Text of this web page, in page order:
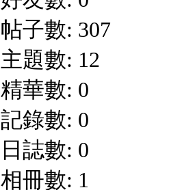
帖子數: 307
主題數: 12
精華數: 0
記錄數: 0
日誌數: 0
相冊數: 1